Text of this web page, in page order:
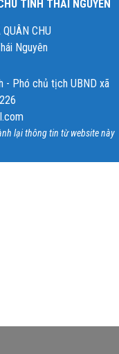
TỈNH THÁI NGUYÊN
CHU
Nguyên
- Phó chủ tịch UBND xã
lại thông tin từ website này